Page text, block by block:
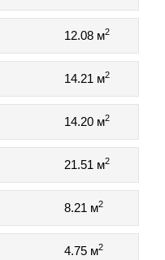
12.08 м2
14.21 м2
14.20 м2
21.51 м2
8.21 м2
4.75 м2